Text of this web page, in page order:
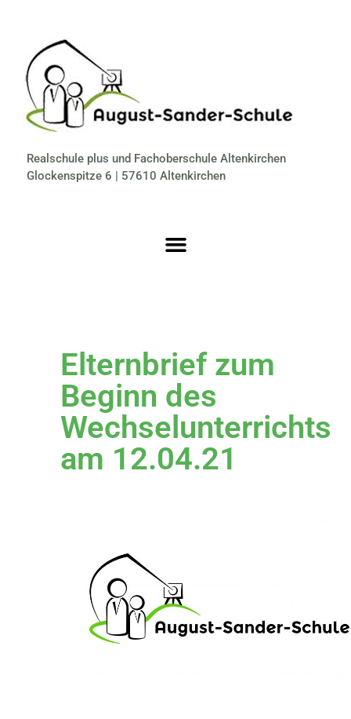
Realschule plus und Fachoberschule Altenkirchen
Glockenspitze 6 | 57610 Altenkirchen
Elternbrief zum
Beginn des
Wechselunterrichts
am 12.04.21